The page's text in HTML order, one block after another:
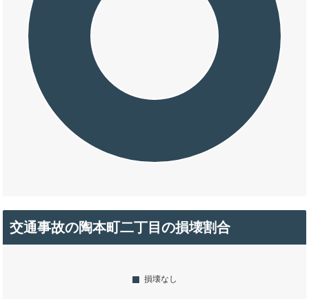
交通事故の陶本町二丁目の損壊割合